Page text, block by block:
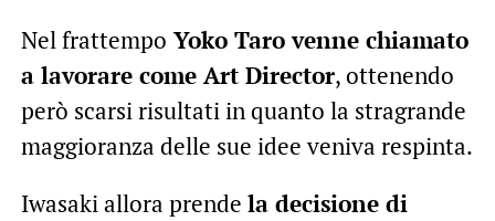
Nel frattempo Yoko Taro venne chiamato
a lavorare come Art Director, ottenendo
però scarsi risultati in quanto la stragrande
maggioranza delle sue idee veniva respinta.
Iwasaki allora prende la decisione di